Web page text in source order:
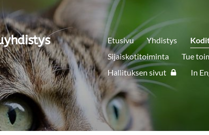
Etusivu Yhdistys
Sijaiskotitoiminta
Tue
Hallituksen sivut
In